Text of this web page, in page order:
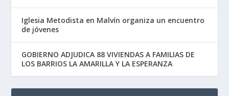
Iglesia Metodista en Malvín organiza un encuentro
de jóvenes
GOBIERNO ADJUDICA 88 VIVIENDAS A FAMILIAS DE
LOS BARRIOS LA AMARILLA Y LA ESPERANZA